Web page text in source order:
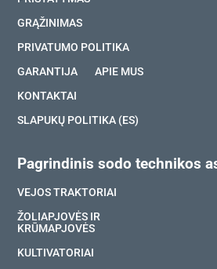
GRĄŽINIMAS
PRIVATUMO POLITIKA
GARANTIJA
APIE MUS
KONTAKTAI
SLAPUKŲ POLITIKA (ES)
Pagrindinis sodo technikos
VEJOS TRAKTORIAI
ŽOLIAPJOVĖS IR
KRŪMAPJOVĖS
KULTIVATORIAI